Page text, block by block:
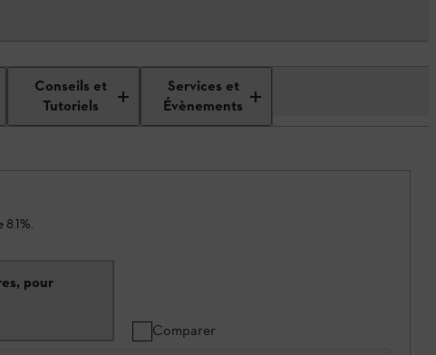
Conseils et
Tutoriels
Services et
Évènements
8.1%.
pour
Comparer